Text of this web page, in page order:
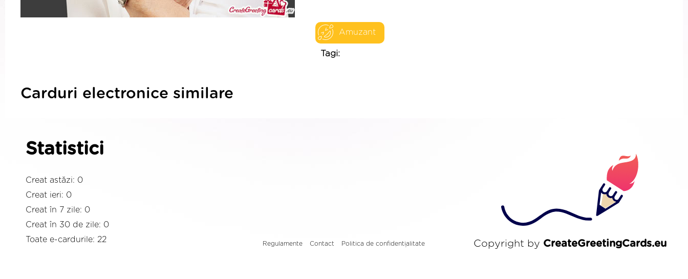
Amuzant
Tagi:
Carduri electronice similare
Statistici
Creat astăzi: 0
Creat ieri: 0
Creat în 7 zile: 0
Creat în 30 de zile: 0
Toate e-cardurile: 22
Regulamente Contact Politica de confidențialitate Copyright by CreateGreetingCards.eu